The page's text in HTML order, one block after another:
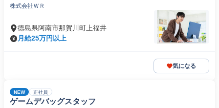
株式会社ＷＲ
徳島県阿南市那賀川町上福井
月給25万円以上
気になる
NEW 正社員
ゲームデバッグスタッフ